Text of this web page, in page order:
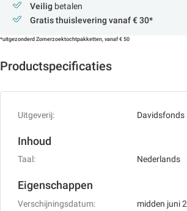
Veilig betalen
Gratis thuislevering vanaf € 30*
*uitgezonderd Zomerzoektochtpakketten, vanaf € 50
Productspecificaties
Uitgeverij: Davidsfonds
Inhoud
Taal: Nederlands
Eigenschappen
Verschijningsdatum:
midden juni